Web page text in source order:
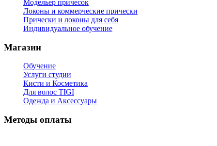
Модельер причесок
Локоны и коммерческие прически
Прически и локоны для себя
Индивидуальное обучение
Магазин
Обучение
Услуги студии
Кисти и Косметика
Для волос TIGI
Одежда и Аксессуары
Методы оплаты